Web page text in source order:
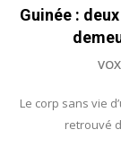
Guinée :
Le corp sans vie
retrouvé